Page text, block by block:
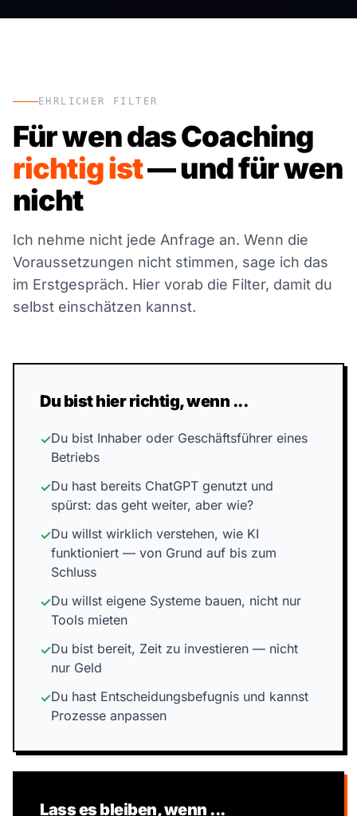
EHRLICHER FILTER
Für wen das Coaching
richtig ist— und für wen
nicht
Ich nehme nicht jede Anfrage an. Wenn die
Voraussetzungen nicht stimmen, sage ich das
im Erstgespräch. Hier vorab die Filter, damit du
selbst einschätzen kannst.
Du bist hier richtig, wenn ...
✓Du bist Inhaber oder Geschäftsführer eines
Betriebs
✓Du hast bereits ChatGPT genutzt und
spürst: das geht weiter, aber wie?
✓Du willst wirklich verstehen, wie KI
funktioniert — von Grund auf bis zum
Schluss
✓Du willst eigene Systeme bauen, nicht nur
Tools mieten
✓Du bist bereit, Zeit zu investieren — nicht
nur Geld
✓Du hast Entscheidungsbefugnis und kannst
Prozesse anpassen
Lass es bleiben, wenn ...